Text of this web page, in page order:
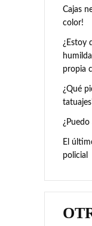
Cajas
color!
¿Estoy
propia
¿Qué
El
policial